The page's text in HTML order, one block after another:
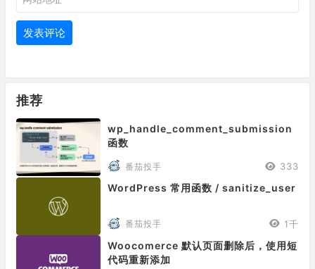
推荐
wp_handle_comment_submission
函数
番茄投手 333
WordPress 常用函数 / sanitize_user
番茄投手 1千
Woocomerce 默认页面删除后，使用短
代码重新添加